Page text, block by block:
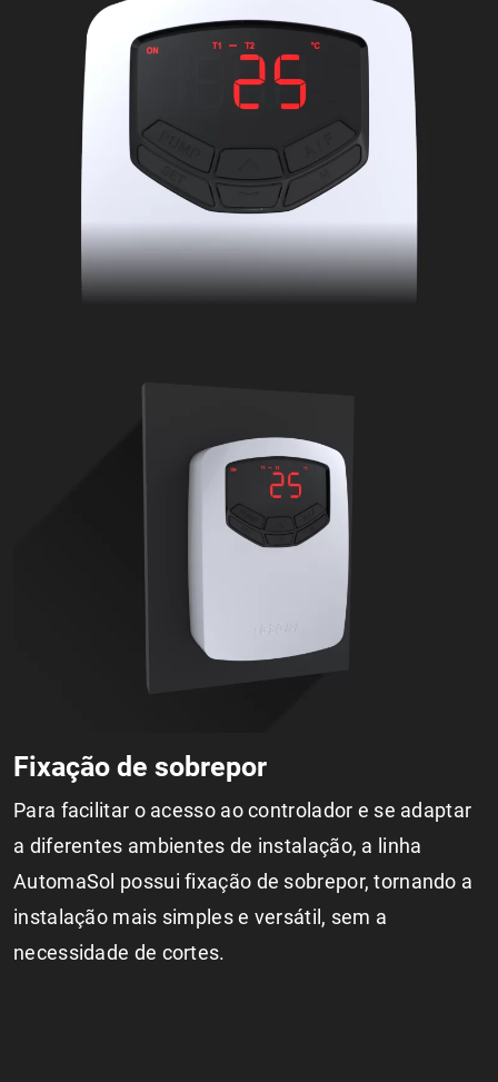
Fixação de sobrepor
Para facilitar o acesso ao controlador e se adaptar
a diferentes ambientes de instalação, a linha
AutomaSol possui fixação de sobrepor, tornando a
instalação mais simples e versátil, sem a
necessidade de cortes.